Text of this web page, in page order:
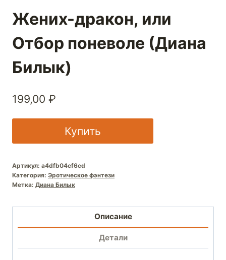
Жених-дракон, или
Отбор поневоле (Диана
Билык)
199,00 ₽
Купить
Артикул: a4dfb04cf6cd
Категория: Эротическое фэнтези
Метка: Диана Билык
Описание
Детали